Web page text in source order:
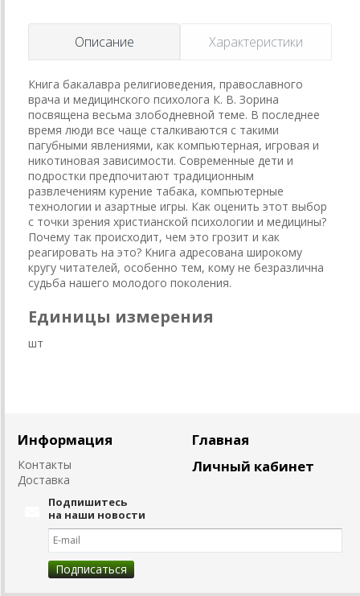
Описание Характеристики
Книга бакалавра религиоведения, православного
врача и медицинского психолога К. В. Зорина
посвящена весьма злободневной теме. В последнее
время люди все чаще сталкиваются с такими
пагубными явлениями, как компьютерная, игровая и
никотиновая зависимости. Современные дети и
подростки предпочитают традиционным
развлечениям курение табака, компьютерные
технологии и азартные игры. Как оценить этот выбор
с точки зрения христианской психологии и медицины?
Почему так происходит, чем это грозит и как
реагировать на это? Книга адресована широкому
кругу читателей, особенно тем, кому не безразлична
судьба нашего молодого поколения.
Единицы измерения
шт
Информация
Контакты
Доставка
Главная
Личный кабинет
Подпишитесь
на наши новости